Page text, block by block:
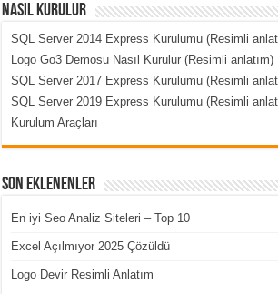
Nasıl Kurulur
SQL Server 2014 Express Kurulumu (Resimli
Logo Go3 Demosu Nasıl Kurulur (Resimli anlatım)
SQL Server 2017 Express Kurulumu (Resimli
SQL Server 2019 Express Kurulumu (Resimli
Kurulum Araçları
Son Eklenenler
En iyi Seo Analiz Siteleri – Top 10
Excel Açılmıyor 2025 Çözüldü
Logo Devir Resimli Anlatım